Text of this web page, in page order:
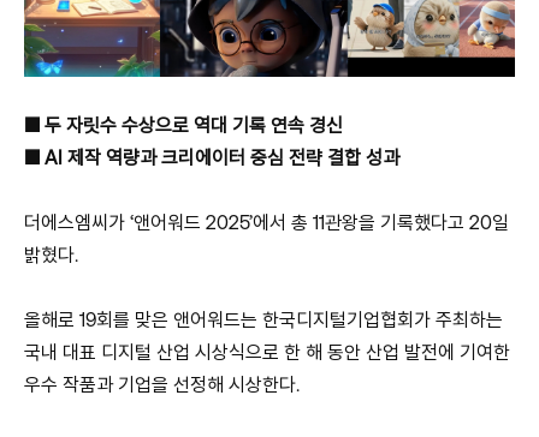
■ 두 자릿수 수상으로 역대 기록 연속 경신
■ AI 제작 역량과 크리에이터 중심 전략 결합 성과
더에스엠씨가 ‘앤어워드 2025’에서 총 11관왕을 기록했다고 20일
밝혔다.
올해로 19회를 맞은 앤어워드는 한국디지털기업협회가 주최하는
국내 대표 디지털 산업 시상식으로 한 해 동안 산업 발전에 기여한
우수 작품과 기업을 선정해 시상한다.